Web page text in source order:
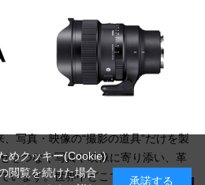
写真・映像の“撮影の道具”だけを製
をつなぐ写真や映像に寄り添い、革
います。世界中どこでも楽しめる製
めクッキー(Cookie)
閲覧を続けた場合
承諾する